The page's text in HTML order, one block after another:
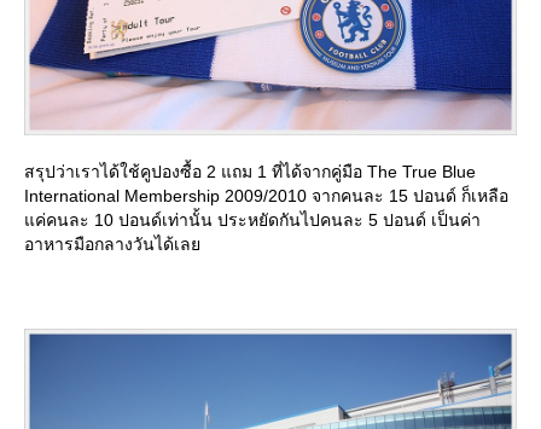
สรุปว่าเราได้ใช้คูปองซื้อ 2 แถม 1 ที่ได้จากคู่มือ The True Blue
International Membership 2009/2010 จากคนละ 15 ปอนด์ ก็เหลือ
ค่คนละ 10 ปอนด์เท่านั้น ประหยัดกันไปคนละ 5 ปอนด์ เป็นค่า
อาหารมือกลางวันได้เล